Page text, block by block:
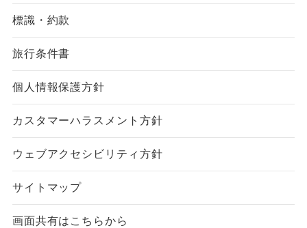
標識・約款
旅行条件書
個人情報保護方針
カスタマーハラスメント方針
ウェブアクセシビリティ方針
サイトマップ
画面共有はこちらから